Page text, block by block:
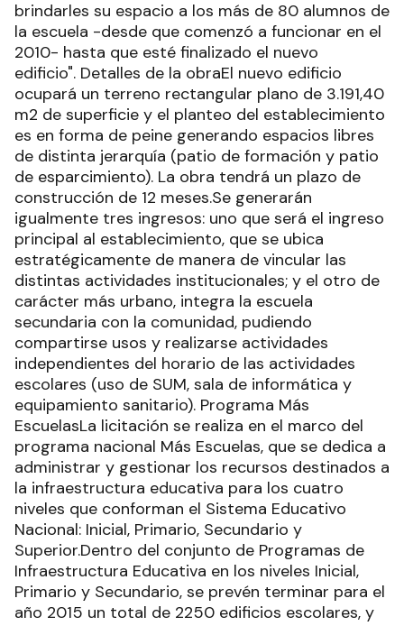
brindarles su espacio a los más de 80 alumnos de
la escuela -desde que comenzó a funcionar en el
2010- hasta que esté finalizado el nuevo
edificio". Detalles de la obraEl nuevo edificio
ocupará un terreno rectangular plano de 3.191,40
m2 de superficie y el planteo del establecimiento
es en forma de peine generando espacios libres
de distinta jerarquía (patio de formación y patio
de esparcimiento). La obra tendrá un plazo de
construcción de 12 meses.Se generarán
igualmente tres ingresos: uno que será el ingreso
principal al establecimiento, que se ubica
estratégicamente de manera de vincular las
distintas actividades institucionales; y el otro de
carácter más urbano, integra la escuela
secundaria con la comunidad, pudiendo
compartirse usos y realizarse actividades
independientes del horario de las actividades
escolares (uso de SUM, sala de informática y
equipamiento sanitario). Programa Más
EscuelasLa licitación se realiza en el marco del
programa nacional Más Escuelas, que se dedica a
administrar y gestionar los recursos destinados a
la infraestructura educativa para los cuatro
niveles que conforman el Sistema Educativo
Nacional: Inicial, Primario, Secundario y
Superior.Dentro del conjunto de Programas de
Infraestructura Educativa en los niveles Inicial,
Primario y Secundario, se prevén terminar para el
año 2015 un total de 2250 edificios escolares, y